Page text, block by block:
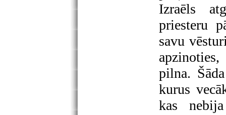
Izraēls
priesteru
savu
pilna.
kurus
kas